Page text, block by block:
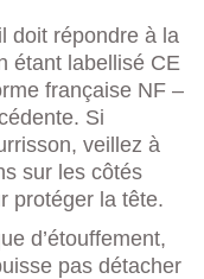
doit répondre à la
étant labellisé CE
française NF –
Si
veillez à
sur les côtés
protéger la tête.
d’étouffement,
pas détacher